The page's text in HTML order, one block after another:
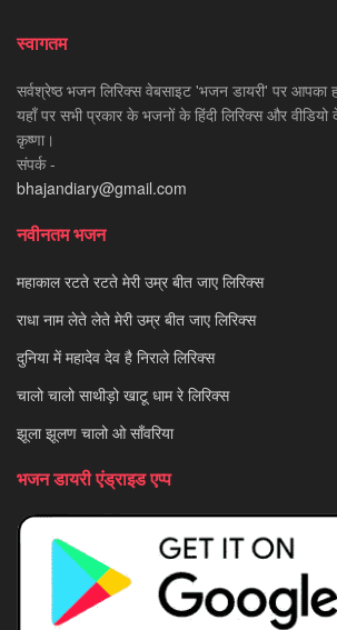
स्वागतम
सर्वश्रेष्ठ भजन लिरिक्स वेबसाइट 'भजन डायरी' पर आपका
यहाँ पर सभी प्रकार के भजनों के हिंदी लिरिक्स और
कृष्णा।
संपर्क -
bhajandiary@gmail.com
नवीनतम भजन
महाकाल रटते रटते मेरी उम्र बीत जाए लिरिक्स
राधा नाम लेते लेते मेरी उम्र बीत जाए लिरिक्स
दुनिया में महादेव देव है निराले लिरिक्स
चालो चालो साथीड़ो खाटू धाम रे लिरिक्स
झूला झूलण चालो ओ साँवरिया
भजन डायरी एंड्राइड एप्प